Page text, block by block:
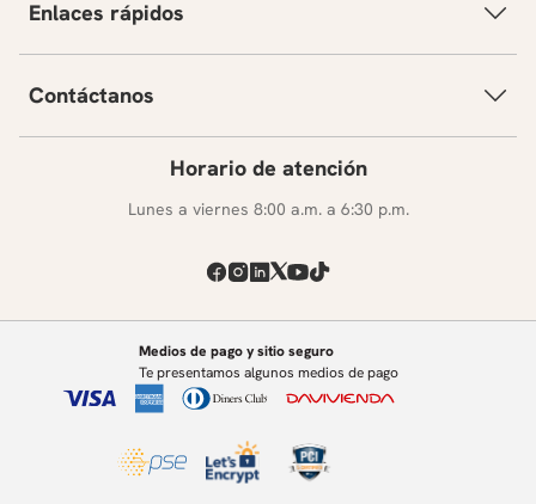
Enlaces rápidos
Contáctanos
Horario de atención
Lunes a viernes 8:00 a.m. a 6:30 p.m.
Medios de pago y sitio seguro
Te presentamos algunos medios de pago